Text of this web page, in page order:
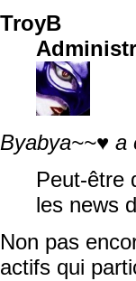
TroyB
Byabya~~♥ a
Peut-être
les news
Non pas
actifs qui